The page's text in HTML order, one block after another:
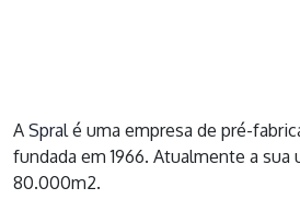
A Spral é uma empresa de pré-
fundada em 1966. Atualmente a sua
80.000m2.